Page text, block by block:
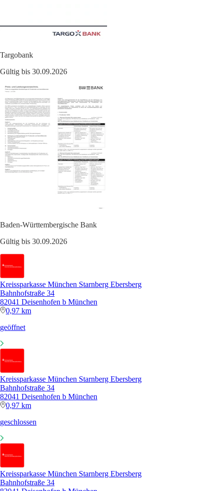
Targobank
Gültig bis 30.09.2026
Baden-Württembergische Bank
Gültig bis 30.09.2026
Kreissparkasse München Starnberg Ebersberg
Bahnhofstraße 34
82041 Deisenhofen b München
0,97 km
geöffnet
Kreissparkasse München Starnberg Ebersberg
Bahnhofstraße 34
82041 Deisenhofen b München
0,97 km
geschlossen
Kreissparkasse München Starnberg Ebersberg
Bahnhofstraße 34